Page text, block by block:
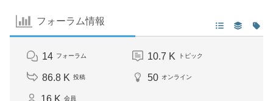
フォーラム情報
14 フォーラム 10.7 K トピック
86.8 K 投稿 50 オンライン
16 K 会員